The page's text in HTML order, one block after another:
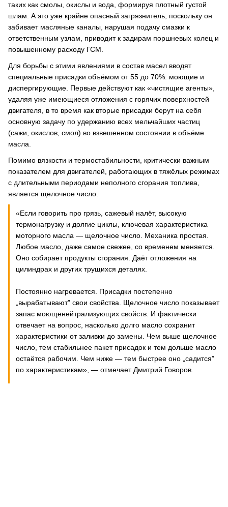
таких как смолы, окислы и вода, формируя плотный густой
шлам. А это уже крайне опасный загрязнитель, поскольку он
забивает масляные каналы, нарушая подачу смазки к
ответственным узлам, приводит к задирам поршневых колец и
повышенному расходу ГСМ.
Для борьбы с этими явлениями в состав масел вводят
специальные присадки объёмом от 55 до 70%: моющие и
диспергирующие. Первые действуют как «чистящие агенты»,
удаляя уже имеющиеся отложения с горячих поверхностей
двигателя, в то время как вторые присадки берут на себя
основную задачу по удержанию всех мельчайших частиц
(сажи, окислов, смол) во взвешенном состоянии в объёме
масла.
Помимо вязкости и термостабильности, критически важным
показателем для двигателей, работающих в тяжёлых режимах
с длительными периодами неполного сгорания топлива,
является щелочное число.
«Если говорить про грязь, сажевый налёт, высокую
термонагрузку и долгие циклы, ключевая характеристика
моторного масла — щелочное число. Механика простая.
Любое масло, даже самое свежее, со временем меняется.
Оно собирает продукты сгорания. Даёт отложения на
цилиндрах и других трущихся деталях.
Постоянно нагревается. Присадки постепенно
„вырабатывают” свои свойства. Щелочное число показывает
запас моющенейтрализующих свойств. И фактически
отвечает на вопрос, насколько долго масло сохранит
характеристики от заливки до замены. Чем выше щелочное
число, тем стабильнее пакет присадок и тем дольше масло
остаётся рабочим. Чем ниже — тем быстрее оно „садится”
по характеристикам», — отмечает Дмитрий Говоров.